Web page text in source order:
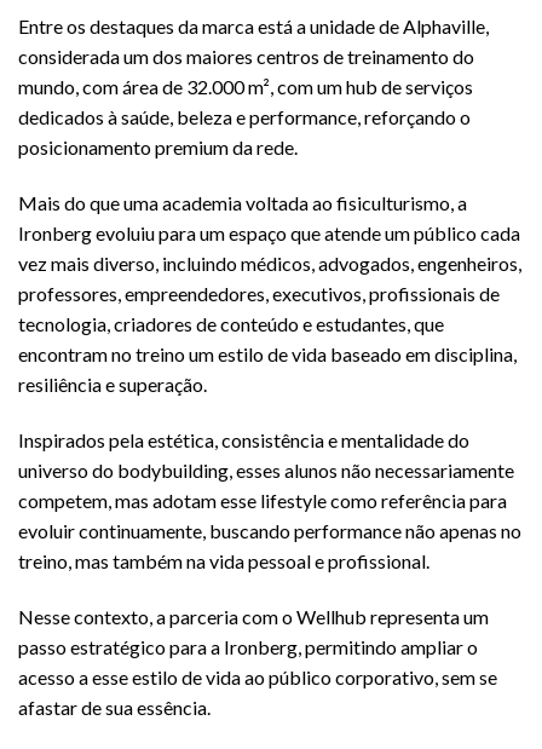
Entre os destaques da marca está a unidade de Alphaville,
considerada um dos maiores centros de treinamento do
mundo, com área de 32.000 m², com um hub de serviços
dedicados à saúde, beleza e performance, reforçando o
posicionamento premium da rede.
Mais do que uma academia voltada ao fisiculturismo, a
Ironberg evoluiu para um espaço que atende um público cada
vez mais diverso, incluindo médicos, advogados, engenheiros,
professores, empreendedores, executivos, profissionais de
tecnologia, criadores de conteúdo e estudantes, que
encontram no treino um estilo de vida baseado em disciplina,
resiliência e superação.
Inspirados pela estética, consistência e mentalidade do
universo do bodybuilding, esses alunos não necessariamente
competem, mas adotam esse lifestyle como referência para
evoluir continuamente, buscando performance não apenas no
treino, mas também na vida pessoal e profissional.
Nesse contexto, a parceria com o Wellhub representa um
passo estratégico para a Ironberg, permitindo ampliar o
acesso a esse estilo de vida ao público corporativo, sem se
afastar de sua essência.